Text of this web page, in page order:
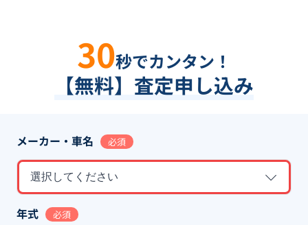
30秒でカンタン！
【無料】査定申し込み
メーカー・車名 必須
選択してください
年式 必須